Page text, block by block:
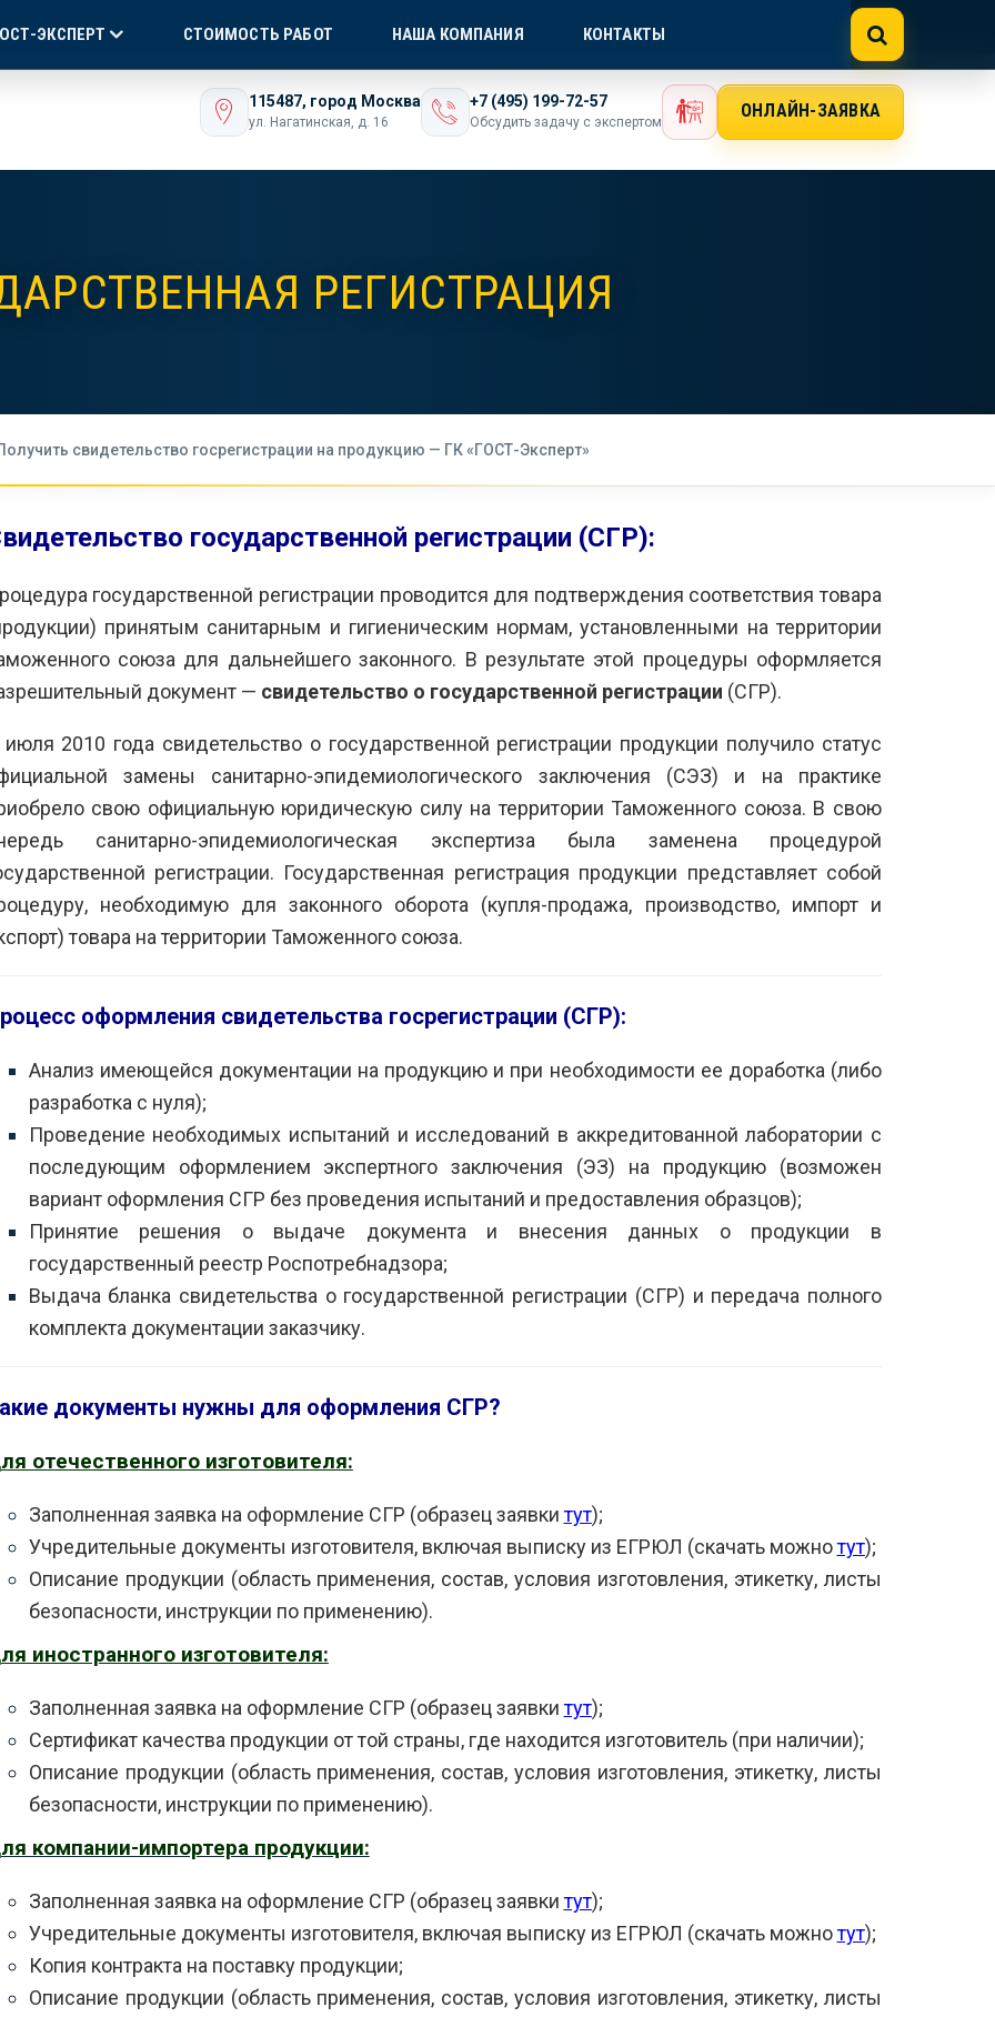
бизнеса
ONLINE@GOSTEXPERT.COM
115487, город Москва
ул. Нагатинская, д. 16
+7 (495) 199-72-57
Обсудить задачу с экспертом
ОНЛАЙН-ЗАЯВКА
ЭКСПЕРТ СТОИМОСТЬ РАБОТ НАША КОМПАНИЯ КОНТАКТЫ
РЕГИСТРАЦИЯ
свидетельство госрегистрации на продукцию — ГК «ГОСТ-Эксперт»
вас за
по сертификации
техрегламенов
союза.
на дальнейшее
-
Мы получили большое
удовольствие от совместной
рекомендовать вас как
надежного и
партнера в сфере
сертификации и
промбезопасности.
АО ИК «ЗИОМАР»-
Бузинов А.В.
Считаем возможным
рекомендовать вашу
заинтересованным
компаниям. Рассчитываем
продуктивную работу с
вами.
ПАО «МЕЧЕЛ»
-
Ершов С.Ф.
Выражаем вам
признательность за
сертификации продукции,
провозимой на территорию
дальнейшее
взаимовыгодное
сотрудничество.
OOO «ЗАПАГРОМАШ»
государственной регистрации (СГР):
государственной регистрации проводится для подтверждения соответствия товара
принятым санитарным и гигиеническим нормам, установленными на территории
союза для дальнейшего законного. В результате этой процедуры оформляется
документ — свидетельство о государственной регистрации (СГР).
2010 года свидетельство о государственной регистрации продукции получило статус
замены санитарно-эпидемиологического заключения (СЭЗ) и на практике
свою официальную юридическую силу на территории Таможенного союза. В свою
санитарно-эпидемиологическая экспертиза была заменена процедурой
регистрации. Государственная регистрация продукции представляет собой
необходимую для законного оборота (купля-продажа, производство, импорт и
товара на территории Таможенного союза.
оформления свидетельства госрегистрации (СГР):
Анализ имеющейся документации на продукцию и при необходимости ее доработка (либо
разработка с нуля);
Проведение необходимых испытаний и исследований в аккредитованной лаборатории с
последующим оформлением экспертного заключения (ЭЗ) на продукцию (возможен
вариант оформления СГР без проведения испытаний и предоставления образцов);
Принятие решения о выдаче документа и внесения данных о продукции в
государственный реестр Роспотребнадзора;
Выдача бланка свидетельства о государственной регистрации (СГР) и передача полного
комплекта документации заказчику.
документы нужны для оформления СГР?
отечественного изготовителя:
Заполненная заявка на оформление СГР (образец заявкитут);
Учредительные документы изготовителя, включая выписку из ЕГРЮЛ (скачать можнотут);
Описание продукции (область применения, состав, условия изготовления, этикетку, листы
безопасности, инструкции по применению).
иностранного изготовителя:
Заполненная заявка на оформление СГР (образец заявкитут);
Сертификат качества продукции от той страны, где находится изготовитель (при наличии);
Описание продукции (область применения, состав, условия изготовления, этикетку, листы
безопасности, инструкции по применению).
компании-импортера продукции:
Заполненная заявка на оформление СГР (образец заявкитут);
Учредительные документы изготовителя, включая выписку из ЕГРЮЛ (скачать можнотут);
Копия контракта на поставку продукции;
Описание продукции (область применения, состав, условия изготовления, этикетку, листы